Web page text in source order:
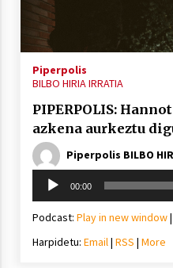
2021/
Mahai-
eta
2021/
Piperpolis
BILBO HIRIA IRRATIA
PIPERPOLIS:
azkena aurkeztu
Piperpolis BILBO
Soinu
erreproduzigailua
00:00
Podcast: Play in new window|
Harpidetu: Email| RSS | More